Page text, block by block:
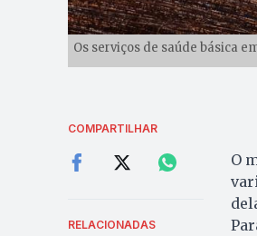
Os serviços de saúde básica
COMPARTILHAR
RELACIONADAS
O